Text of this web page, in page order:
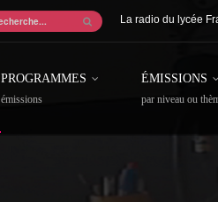
La radio du lycée
PROGRAMMES
émissions
ÉMISSIONS
par niveau ou